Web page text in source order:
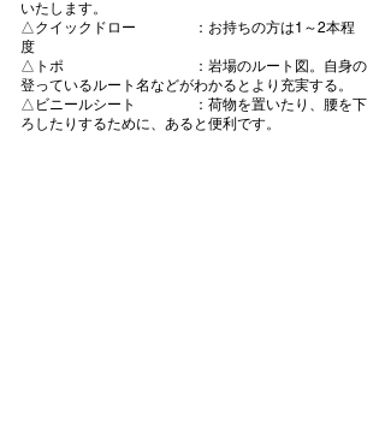
いたします。
△クイックドロー ：お持ちの方は1～2本程
度
△トポ ：岩場のルート図。自身の
登っているルート名などがわかるとより充実する。
△ビニールシート ：荷物を置いたり、腰を下
ろしたりするために、あると便利です。